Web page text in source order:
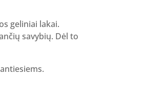
geliniai lakai.
savybių. Dėl to